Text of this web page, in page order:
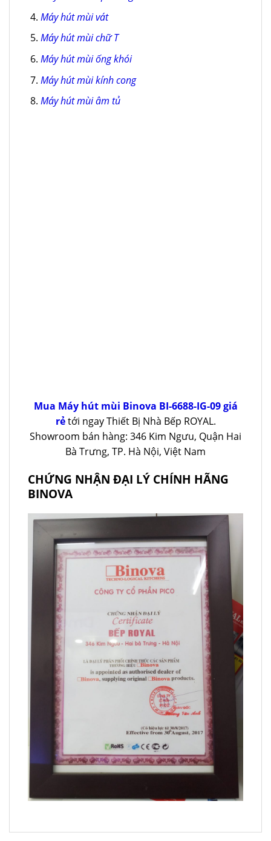
Máy hút mùi vát
Máy hút mùi chữ T
Máy hút mùi ống khói
Máy hút mùi kính cong
Máy hút mùi âm tủ
Mua Máy hút mùi Binova BI-6688-IG-09 giá
rẻtới ngay Thiết Bị Nhà Bếp ROYAL.
Showroom bán hàng: 346 Kim Ngưu, Quận Hai
Bà Trưng, TP. Hà Nội, Việt Nam
CHỨNG NHẬN ĐẠI LÝ CHÍNH HÃNG
BINOVA